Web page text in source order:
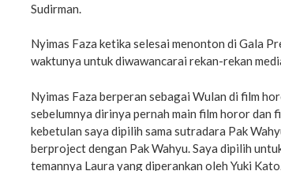
Sudirman.
Nyimas Faza ketika selesai menonton di Gala
waktunya untuk diwawancarai rekan-rekan
Nyimas Faza berperan sebagai Wulan di film
sebelumnya dirinya pernah main film horor dan
kebetulan saya dipilih sama sutradara Pak
berproject dengan Pak Wahyu. Saya dipilih
temannya Laura yang diperankan oleh Yuki